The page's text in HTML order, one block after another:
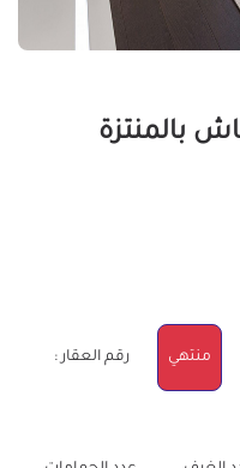
كاش بالمنتزة
منتهي رقم العقار :